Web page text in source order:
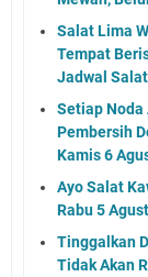
Salat Lima
Tempat
Jadwal
Setiap Noda
Pembersih
Kamis 6
Ayo Salat
Rabu 5
Tinggalkan
Tidak Akan